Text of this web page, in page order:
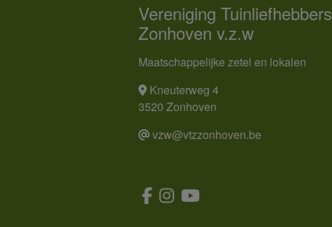
Vereniging Tuinliefhebbers
Zonhoven v.z.w
Maatschappelijke zetel en lokalen
Kneuterweg 4
3520 Zonhoven
vzw@vtzzonhoven.be